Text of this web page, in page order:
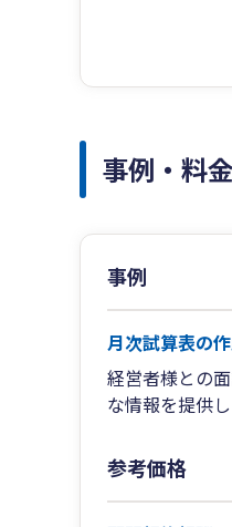
事例・料金
事例
月次試算表の
経営者様との
な情報を提供
参考価格